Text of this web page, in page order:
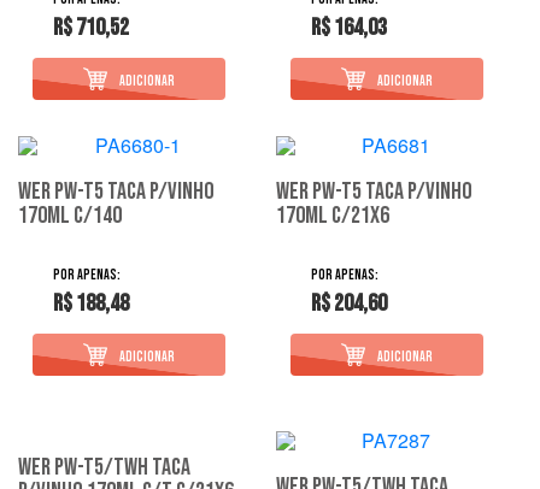
R$ 710,52 R$ 164,03
Wer Pw-T5 Taca P/Vinho
170Ml C/140
R$ 188,48
Wer Pw-T5 Taca P/Vinho
170Ml C/21X6
R$ 204,60
Wer Pw-T5/Twh Taca